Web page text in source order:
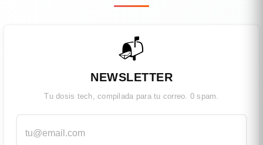
📬
NEWSLETTER
Tu dosis tech, compilada para tu correo. 0 spam.